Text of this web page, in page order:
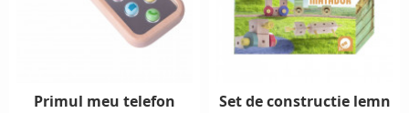
Primul meu telefon
Set de constructie lemn